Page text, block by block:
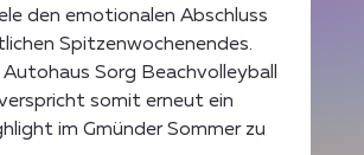
den emotionalen Abschluss
Spitzenwochenendes.
Autohaus Sorg Beachvolleyball
somit erneut ein
im Gmünder Sommer zu